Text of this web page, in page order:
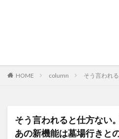
HOME column そう言われ
そう言われると仕方ない
あの新機能は墓場行きと